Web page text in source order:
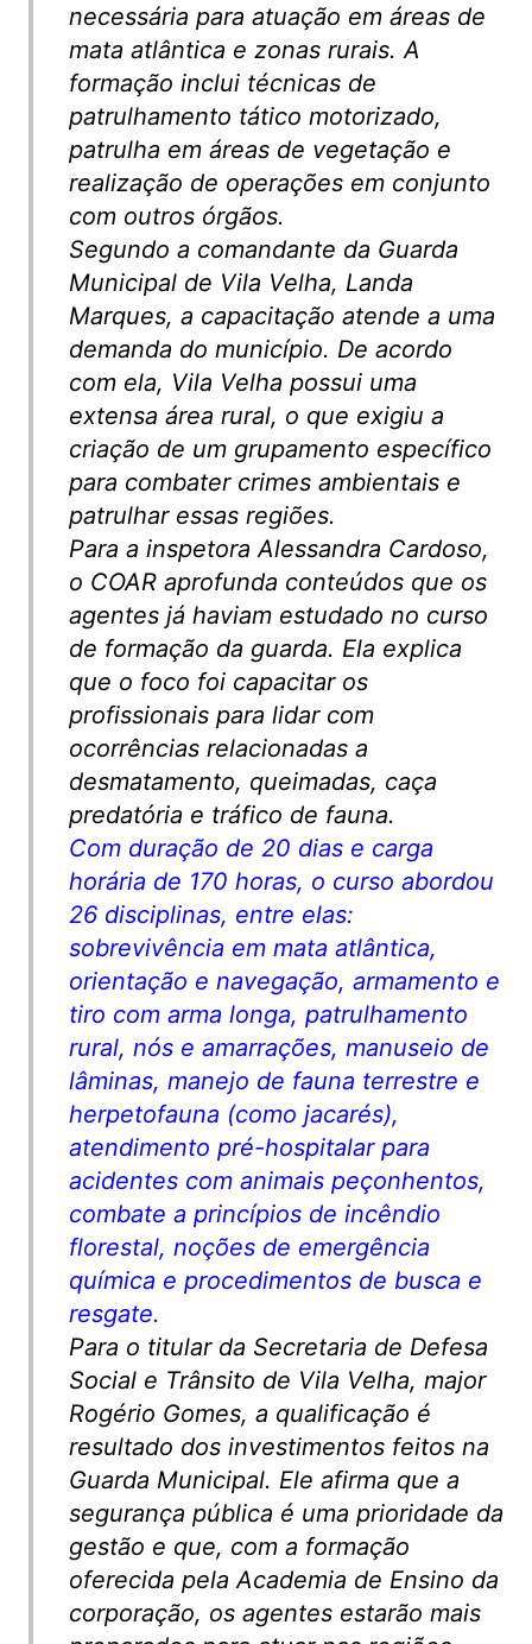
necessária para atuação em áreas de
mata atlântica e zonas rurais. A
formação inclui técnicas de
patrulhamento tático motorizado,
patrulha em áreas de vegetação e
realização de operações em conjunto
com outros órgãos.
Segundo a comandante da Guarda
Municipal de Vila Velha, Landa
Marques, a capacitação atende a uma
demanda do município. De acordo
com ela, Vila Velha possui uma
extensa área rural, o que exigiu a
criação de um grupamento específico
para combater crimes ambientais e
patrulhar essas regiões.
Para a inspetora Alessandra Cardoso,
o COAR aprofunda conteúdos que os
agentes já haviam estudado no curso
de formação da guarda. Ela explica
que o foco foi capacitar os
profissionais para lidar com
ocorrências relacionadas a
desmatamento, queimadas, caça
predatória e tráfico de fauna.
Com duração de 20 dias e carga
horária de 170 horas, o curso abordou
26 disciplinas, entre elas:
sobrevivência em mata atlântica,
orientação e navegação, armamento e
tiro com arma longa, patrulhamento
rural, nós e amarrações, manuseio de
lâminas, manejo de fauna terrestre e
herpetofauna (como jacarés),
atendimento pré-hospitalar para
acidentes com animais peçonhentos,
combate a princípios de incêndio
florestal, noções de emergência
química e procedimentos de busca e
resgate.
Para o titular da Secretaria de Defesa
Social e Trânsito de Vila Velha, major
Rogério Gomes, a qualificação é
resultado dos investimentos feitos na
Guarda Municipal. Ele afirma que a
segurança pública é uma prioridade da
gestão e que, com a formação
oferecida pela Academia de Ensino da
corporação, os agentes estarão mais